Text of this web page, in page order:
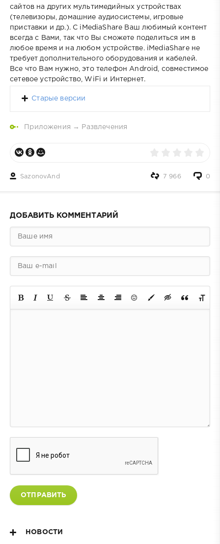
сайтов на других мультимедийных устройствах
(телевизоры, домашние аудиосистемы, игровые
приставки и др.). С iMediaShare Ваш любимый контент
всегда с Вами, так что Вы сможете поделиться им в
любое время и на любом устройстве. iMediaShare не
требует дополнительного оборудования и кабелей.
Все что Вам нужно, это телефон Android, совместимое
сетевое устройство, WiFi и Интернет.
Старые версии
Приложения → Развлечения
SazonovAnd 0
7 966
ДОБАВИТЬ КОММЕНТАРИЙ
ОТПРАВИТЬ
НОВОСТИ